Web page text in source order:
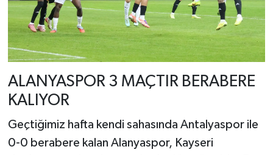
ALANYASPOR 3 MAÇTIR BERABERE
KALIYOR
Geçtiğimiz hafta kendi sahasında Antalyaspor ile
0-0 berabere kalan Alanyaspor, Kayseri